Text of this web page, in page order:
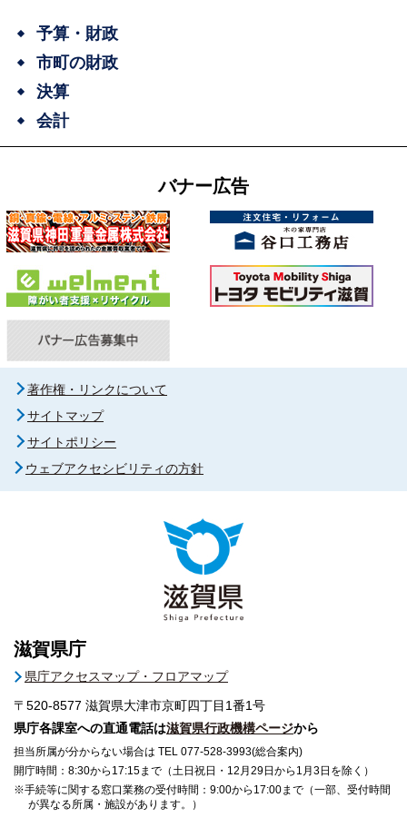
予算・財政
市町の財政
決算
会計
バナー広告
著作権・リンクについて
サイトマップ
サイトポリシー
ウェブアクセシビリティの方針
滋賀県庁
県庁アクセスマップ・フロアマップ
〒520-8577 滋賀県大津市京町四丁目1番1号
県庁各課室への直通電話は滋賀県行政機構ページから
担当所属が分からない場合は TEL 077-528-3993(総合案内)
開庁時間：8:30から17:15まで（土日祝日・12月29日から1月3日を除く）
※手続等に関する窓口業務の受付時間：9:00から17:00まで（一部、受付時間
が異なる所属・施設があります。）